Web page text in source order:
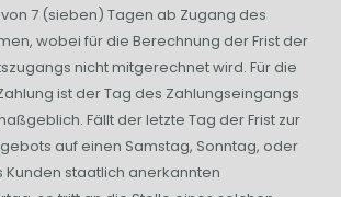
7 (sieben) Tagen ab Zugang des
wobei für die Berechnung der Frist der
nicht mitgerechnet wird. Für die
ist der Tag des Zahlungseingangs
Fällt der letzte Tag der Frist zur
auf einen Samstag, Sonntag, oder
Kunden staatlich anerkannten